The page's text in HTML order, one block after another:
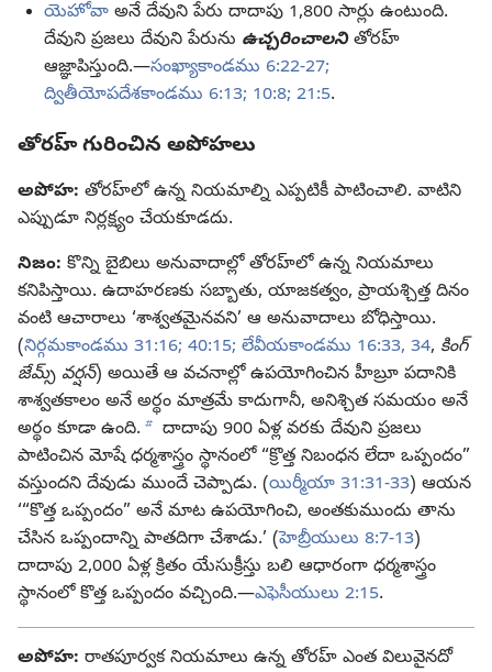
యెహోవా అనే దేవుని పేరు దాదాపు 1,800 సార్లు ఉంటుంది.
దేవుని ప్రజలు దేవుని పేరును ఉచ్చరించాలనితోరహ్‌
ఆజ్ఞాపిస్తుంది.—సంఖ్యాకాండము 6:22-27;
ద్వితీయోపదేశకాండము 6:13; 10:8; 21:5.
తోరహ్‌ గురించిన అపోహలు
అపోహ: తోరహ్‌లో ఉన్న నియమాల్ని ఎప్పటికీ పాటించాలి. వాటిని
ఎప్పుడూ నిర్లక్ష్యం చేయకూడదు.
నిజం: కొన్ని బైబిలు అనువాదాల్లో తోరహ్‌లో ఉన్న నియమాలు
కనిపిస్తాయి. ఉదాహరణకు సబ్బాతు, యాజకత్వం, ప్రాయశ్చిత్త దినం
వంటి ఆచారాలు ‘శాశ్వతమైనవని’ ఆ అనువాదాలు బోధిస్తాయి.
(నిర్గమకాండము 31:16; 40:15; లేవీయకాండము 16:33, 34, కింగ్‌
జేమ్స్‌ వర్షన్‌) అయితే ఆ వచనాల్లో ఉపయోగించిన హీబ్రూ పదానికి
శాశ్వతకాలం అనే అర్థం మాత్రమే కాదుగానీ, అనిశ్చిత సమయం అనే
అర్థం కూడా ఉంది. b దాదాపు 900 ఏళ్ల వరకు దేవుని ప్రజలు
పాటించిన మోషే ధర్మశాస్త్రం స్థానంలో “క్రొత్త నిబంధన లేదా ఒప్పందం”
వస్తుందని దేవుడు ముందే చెప్పాడు. (యిర్మీయా 31:31-33) ఆయన
‘“కొత్త ఒప్పందం” అనే మాట ఉపయోగించి, అంతకుముందు తాను
చేసిన ఒప్పందాన్ని పాతదిగా చేశాడు.’ (హెబ్రీయులు 8:7-13)
దాదాపు 2,000 ఏళ్ల క్రితం యేసుక్రీస్తు బలి ఆధారంగా ధర్మశాస్త్రం
స్థానంలో కొత్త ఒప్పందం వచ్చింది.—ఎఫెసీయులు 2:15.
అపోహ: రాతపూర్వక నియమాలు ఉన్న తోరహ్‌ ఎంత విలువైనదో